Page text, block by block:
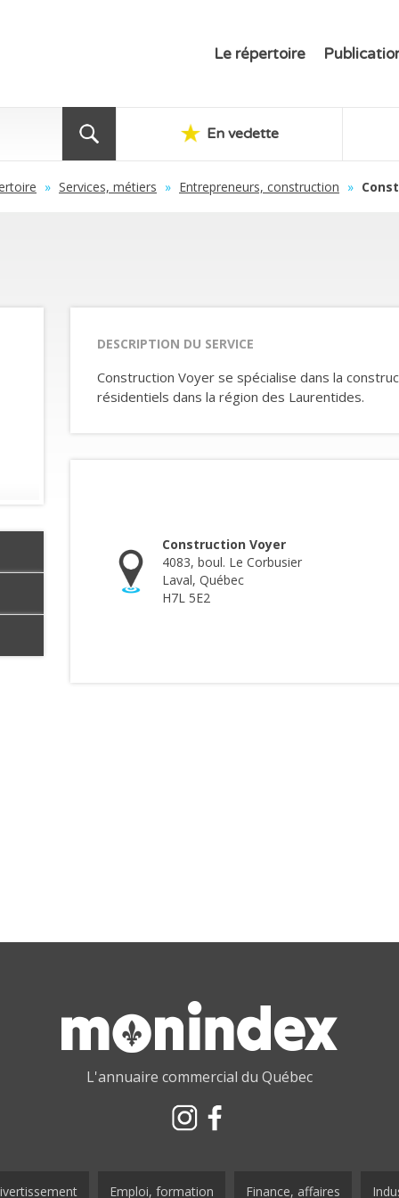
Le répertoire
En vedette
» Services, métiers » Entrepreneurs, construction »
DESCRIPTION DU SERVICE
Construction Voyer se spécialise dans la
résidentiels dans la région des Laurentides.
Construction Voyer
4083, boul. Le Corbusier
Laval, Québec
H7L 5E2
L'annuaire commercial du Québec
Emploi, formation Finance, affaires